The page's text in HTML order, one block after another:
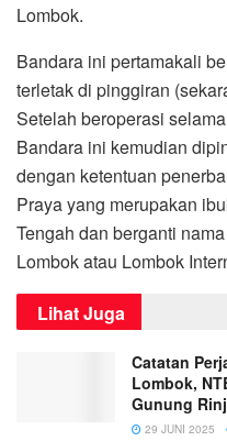
Lombok.
Bandara ini pertamakali
terletak di pinggiran
Setelah beroperasi
Bandara ini kemudian
dengan ketentuan
Praya yang merupakan
Tengah dan berganti
Lombok atau Lombok
Lihat Juga
Catatan
Lombok,
Gunung
29 JUNI 2025